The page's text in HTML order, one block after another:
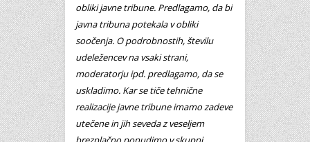
obliki javne tribune. Predlagamo, da bi
javna tribuna potekala v obliki
soočenja. O podrobnostih, številu
udeležencev na vsaki strani,
moderatorju ipd. predlagamo, da se
uskladimo. Kar se tiče tehnične
realizacije javne tribune imamo zadeve
utečene in jih seveda z veseljem